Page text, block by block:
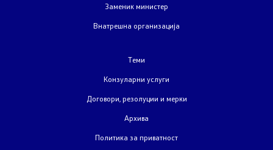
Странски државјани
Колку сте задоволни од конзуларните услуги
Заменик министер
Внатрешна организација
Теми
Конзуларни услуги
Договори, резолуции и мерки
Архива
Политика за приватност